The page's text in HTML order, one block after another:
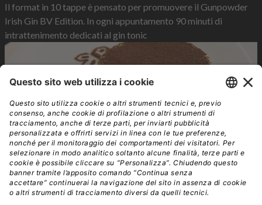
Il format in 10 tappe è pensato per promuovere il Gunpowder
Irish Gin BV Edition. In ogni appuntamento 90 minuti di
intrattenimento dedicati al gin tonic
tiramisu world cup francesco redi
09 luglio - 11 luglio09:00 - 19:00| Treviso
Arriva la decima edizione della Tiramisù
World Cup